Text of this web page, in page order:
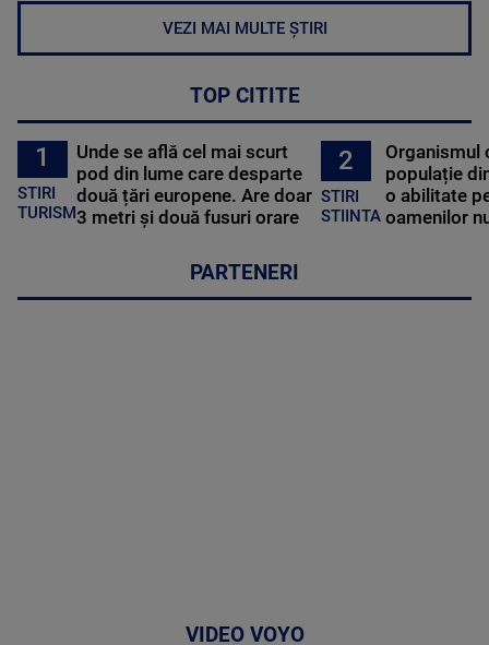
VEZI MAI MULTE ȘTIRI
TOP CITITE
1
STIRI
TURISM
Unde se află cel mai scurt
pod din lume care desparte
două țări europene. Are doar
3 metri și două fusuri orare
2
STIRI
STIINTA
Organismul
populație
o abilitate
oamenilor
PARTENERI
VIDEO VOYO